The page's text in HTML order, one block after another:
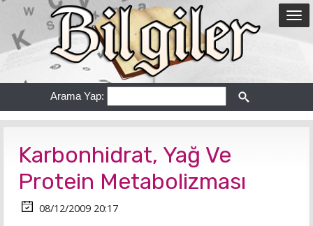
Arama Yap:
Karbonhidrat, Yağ Ve
Protein Metabolizması
08/12/2009 20:17